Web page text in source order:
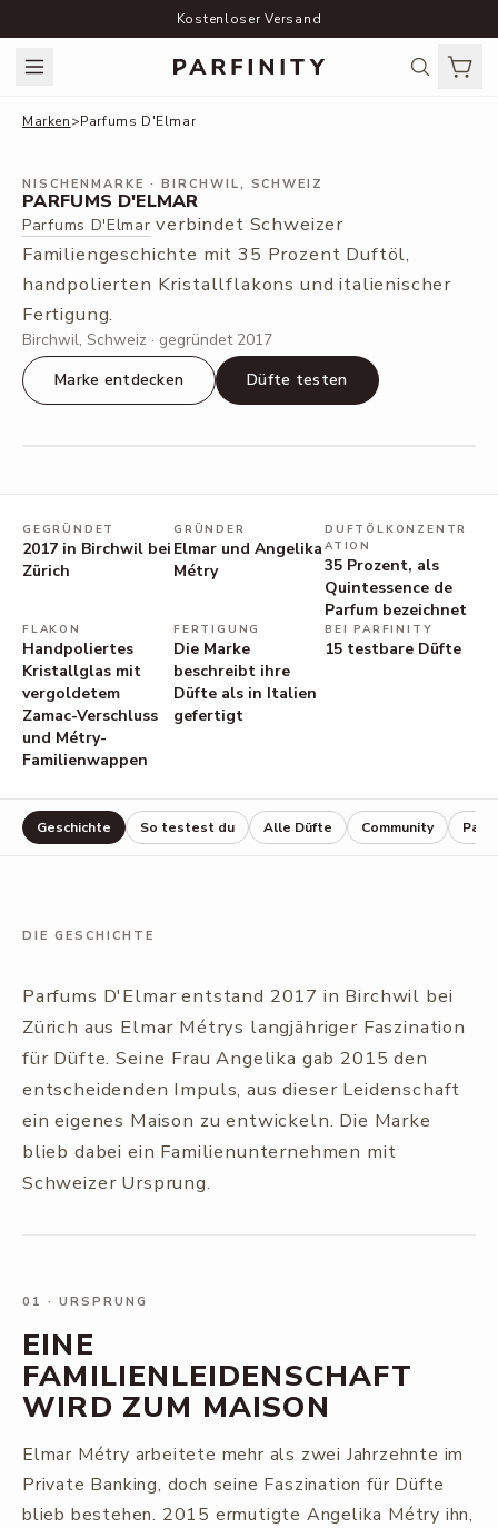
Kostenloser Versand
Marken>Parfums D'Elmar
NISCHENMARKE · BIRCHWIL, SCHWEIZ
PARFUMS D'ELMAR
Parfums D'Elmar verbindet Schweizer
Familiengeschichte mit 35 Prozent Duftöl,
handpolierten Kristallflakons und italienischer
Fertigung.
Birchwil, Schweiz · gegründet 2017
Marke entdecken
Düfte testen
GEGRÜNDET
2017 in Birchwil bei
Zürich
GRÜNDER
Elmar und Angelika
Métry
DUFTÖLKONZENTR
ATION
35 Prozent, als
Quintessence de
Parfum bezeichnet
FLAKON
Handpoliertes
Kristallglas mit
vergoldetem
Zamac-Verschluss
und Métry-
Familienwappen
FERTIGUNG
Die Marke
beschreibt ihre
Düfte als in Italien
gefertigt
BEI PARFINITY
15 testbare Düfte
Geschichte So testest du Alle Düfte Community
DIE GESCHICHTE
Parfums D'Elmar entstand 2017 in Birchwil bei
Zürich aus Elmar Métrys langjähriger Faszination
für Düfte. Seine Frau Angelika gab 2015 den
entscheidenden Impuls, aus dieser Leidenschaft
ein eigenes Maison zu entwickeln. Die Marke
blieb dabei ein Familienunternehmen mit
Schweizer Ursprung.
01 · URSPRUNG
EINE
FAMILIENLEIDENSCHAFT
WIRD ZUM MAISON
Elmar Métry arbeitete mehr als zwei Jahrzehnte im
Private Banking, doch seine Faszination für Düfte
blieb bestehen. 2015 ermutigte Angelika Métry ihn,